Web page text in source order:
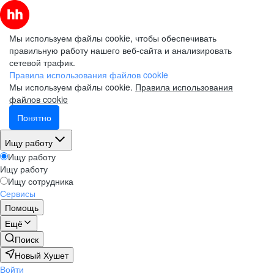
Мы используем файлы cookie, чтобы обеспечивать
правильную работу нашего веб-сайта и анализировать
сетевой трафик.
Правила использования файлов cookie
Мы используем файлы cookie. Правила использования
файлов cookie
Понятно
Ищу работу
Ищу работу
Ищу работу
Ищу сотрудника
Сервисы
Помощь
Ещё
Поиск
Новый Хушет
Войти